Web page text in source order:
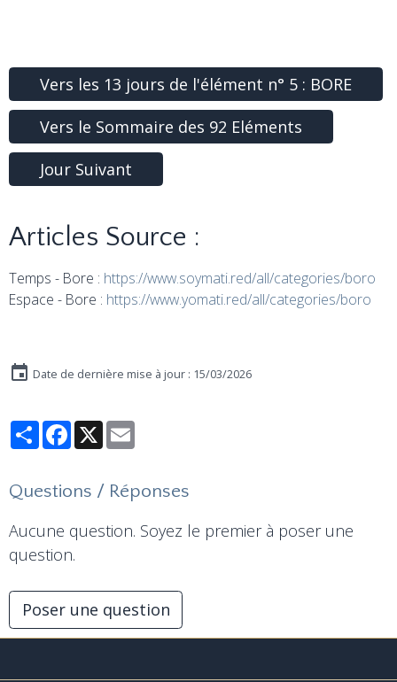
Vers les 13 jours de l'élément n° 5 : BORE
Vers le Sommaire des 92 Eléments
Jour Suivant
Articles Source :
Temps - Bore : https://www.soymati.red/all/categories/boro
Espace - Bore : https://www.yomati.red/all/categories/boro
Date de dernière mise à jour : 15/03/2026
PartagerFacebook
X
Questions / Réponses
Aucune question. Soyez le premier à poser une
question.
Poser une question